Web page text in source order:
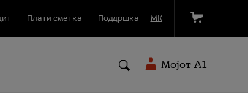
Плати сметка Поддршка МК
Мојот A1